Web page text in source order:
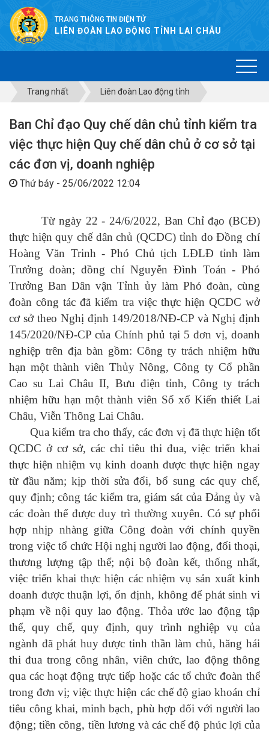
TRANG THÔNG TIN ĐIỆN TỬ
LIÊN ĐOÀN LAO ĐỘNG TỈNH LAI CHÂU
Trang nhất Liên đoàn Lao động tỉnh
Ban Chỉ đạo Quy chế dân chủ tỉnh kiểm tra
việc thực hiện Quy chế dân chủ ở cơ sở tại
các đơn vị, doanh nghiệp
Thứ bảy - 25/06/2022 12:04
Từ ngày 22 - 24/6/2022, Ban Chỉ đạo (BCĐ)
thực hiện quy chế dân chủ (QCDC) tỉnh do Đồng chí
Hoàng Văn Trinh - Phó Chủ tịch LĐLĐ tỉnh làm
Trưởng đoàn; đồng chí Nguyễn Đình Toán - Phó
Trưởng Ban Dân vận Tỉnh ủy làm Phó đoàn, cùng
đoàn công tác đã kiểm tra việc thực hiện QCDC wở
cơ sở theo Nghị định 149/2018/NĐ-CP và Nghị định
145/2020/NĐ-CP của Chính phủ tại 5 đơn vị, doanh
nghiệp trên địa bàn gồm: Công ty trách nhiệm hữu
hạn một thành viên Thủy Nông, Công ty Cổ phần
Cao su Lai Châu II, Bưu điện tỉnh, Công ty trách
nhiệm hữu hạn một thành viên Sổ xố Kiến thiết Lai
Châu, Viễn Thông Lai Châu.
Qua kiểm tra cho thấy, các đơn vị đã thực hiện tốt
QCDC ở cơ sở, các chỉ tiêu thi đua, việc triển khai
thực hiện nhiệm vụ kinh doanh được thực hiện ngay
từ đầu năm; kịp thời sửa đổi, bổ sung các quy chế,
quy định; công tác kiểm tra, giám sát của Đảng ủy và
các đoàn thể được duy trì thường xuyên. Có sự phối
hợp nhịp nhàng giữa Công đoàn với chính quyền
trong việc tổ chức Hội nghị người lao động, đối thoại,
thương lượng tập thể; nội bộ đoàn kết, thống nhất,
việc triển khai thực hiện các nhiệm vụ sản xuất kinh
doanh được thuận lợi, ổn định, không để phát sinh vi
phạm về nội quy lao động. Thỏa ước lao động tập
thể, quy chế, quy định, quy trình nghiệp vụ của
ngành đã phát huy được tinh thần làm chủ, hăng hái
thi đua trong công nhân, viên chức, lao động thông
qua các hoạt động trực tiếp hoặc các tổ chức đoàn thể
trong đơn vị; việc thực hiện các chế độ giao khoán chỉ
tiêu công khai, minh bạch, phù hợp đối với người lao
động; tiền công, tiền lương và các chế độ phúc lợi của